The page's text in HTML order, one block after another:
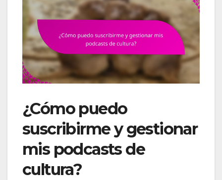
¿Cómo puedo
suscribirme y gestionar
mis podcasts de
cultura?